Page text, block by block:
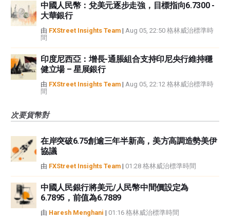
中國人民幣：兌美元逐步走強，目標指向6.7300 -
大華銀行
由 FXStreet Insights Team | Aug 05, 22:50 格林威治標準時
間
印度尼西亞：增長-通脹組合支持印尼央行維持穩
健立場 – 星展銀行
由 FXStreet Insights Team | Aug 05, 22:12 格林威治標準時
間
次要貨幣對
在岸突破6.75創逾三年半新高，美方高調造勢美伊
協議
由 FXStreet Insights Team | 01:28 格林威治標準時間
中國人民銀行將美元/人民幣中間價設定為
6.7895，前值為6.7889
由 Haresh Menghani | 01:16 格林威治標準時間